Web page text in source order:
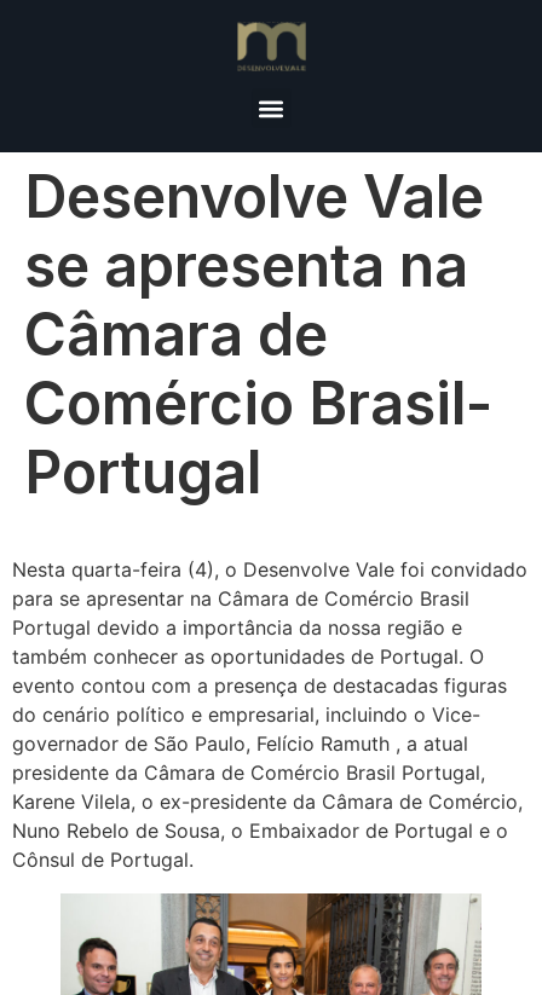
Desenvolve Vale
se apresenta na
Câmara de
Comércio Brasil-
Portugal
Nesta quarta-feira (4), o Desenvolve Vale foi convidado
para se apresentar na Câmara de Comércio Brasil
Portugal devido a importância da nossa região e
também conhecer as oportunidades de Portugal. O
evento contou com a presença de destacadas figuras
do cenário político e empresarial, incluindo o Vice-
governador de São Paulo, Felício Ramuth , a atual
presidente da Câmara de Comércio Brasil Portugal,
Karene Vilela, o ex-presidente da Câmara de Comércio,
Nuno Rebelo de Sousa, o Embaixador de Portugal e o
Cônsul de Portugal.